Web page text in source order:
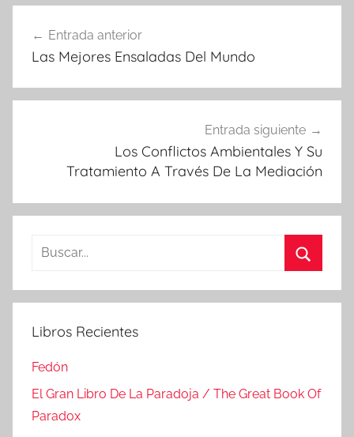
de
Entrada anterior
Las Mejores Ensaladas Del Mundo
Entrada siguiente
Los Conflictos Ambientales Y Su
Tratamiento A Través De La Mediación
Buscar:
Libros Recientes
Fedón
El Gran Libro De La Paradoja / The Great Book Of
Paradox